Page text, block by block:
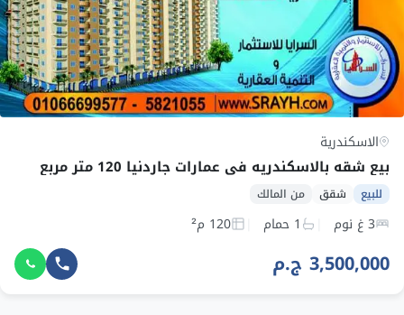
الاسكندرية
بيع شقه بالاسكندريه في عمارات جاردنيا 120 متر مربع
للبيع شقق من المالك
3 غ نوم 1 حمام 120 م²
3,500,000 ج.م